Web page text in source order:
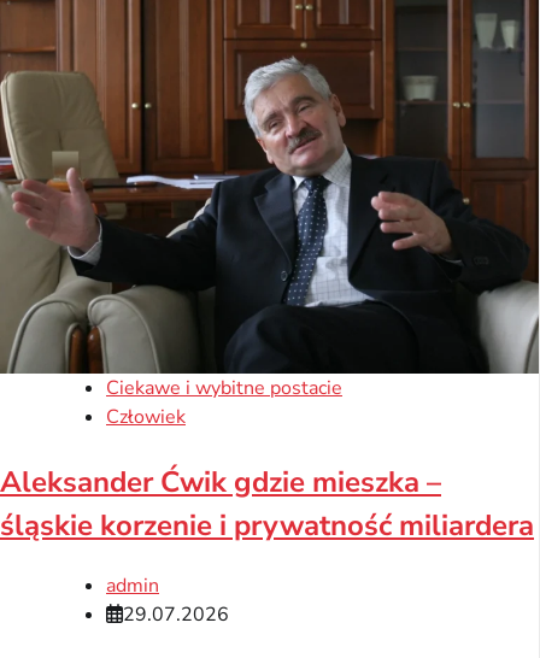
Ciekawe i wybitne postacie
Człowiek
Aleksander Ćwik gdzie mieszka –
śląskie korzenie i prywatność miliardera
admin
29.07.2026